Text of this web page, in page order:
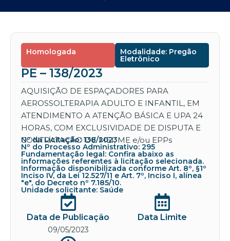
Homologada Modalidade: Pregão
Eletrônico
PE – 138/2023
AQUISIÇÃO DE ESPAÇADORES PARA
AEROSSOLTERAPIA ADULTO E INFANTIL, EM
ATENDIMENTO A ATENÇÃO BÁSICA E UPA 24
HORAS, COM EXCLUSIVIDADE DE DISPUTA E
CONTRATAÇÃO DE MEI, ME e/ou EPPs
Nº da Licitação: 138/2023
Nº do Processo Administrativo: 295
Fundamentação legal: Confira abaixo as
informações referentes à licitação selecionada.
Informação disponibilizada conforme Art. 8º, §1º
Inciso IV, da Lei 12.527/11 e Art. 7º, Inciso I, alínea
"e", do Decreto nº 7.185/10.
Unidade solicitante: Saúde
Data de Publicação
09/05/2023
Data Limite